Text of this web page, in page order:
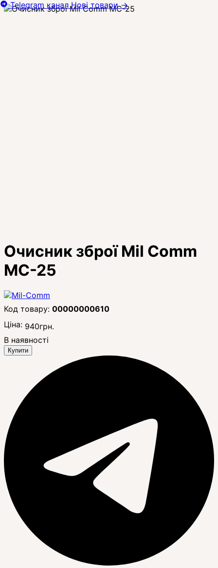
Очисник зброї Mil Comm
MC-25
00000000610
Ціна: 940грн.
В наявності
Купити
Telegram канал Нові товари→